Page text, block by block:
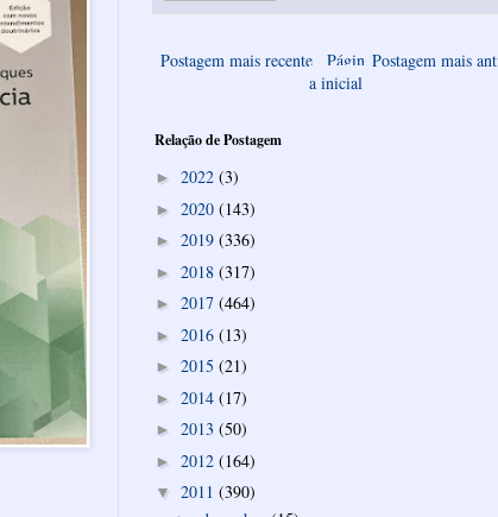
Postagem mais recente Postagem mais
Págin
a inicial
Relação de Postagem
► 2022 (3)
► 2020 (143)
► 2019 (336)
► 2018 (317)
► 2017 (464)
► 2016 (13)
► 2015 (21)
► 2014 (17)
► 2013 (50)
► 2012 (164)
▼ 2011 (390)